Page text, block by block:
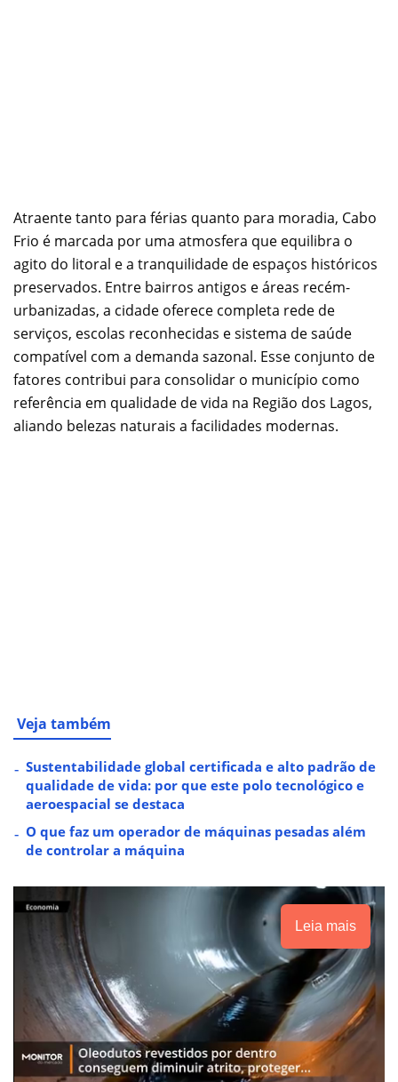
Atraente tanto para férias quanto para moradia, Cabo
Frio é marcada por uma atmosfera que equilibra o
agito do litoral e a tranquilidade de espaços históricos
preservados. Entre bairros antigos e áreas recém-
urbanizadas, a cidade oferece completa rede de
serviços, escolas reconhecidas e sistema de saúde
compatível com a demanda sazonal. Esse conjunto de
fatores contribui para consolidar o município como
referência em qualidade de vida na Região dos Lagos,
aliando belezas naturais a facilidades modernas.
Veja também
Sustentabilidade global certificada e alto padrão de
qualidade de vida: por que este polo tecnológico e
aeroespacial se destaca
O que faz um operador de máquinas pesadas além
de controlar a máquina
Leia mais